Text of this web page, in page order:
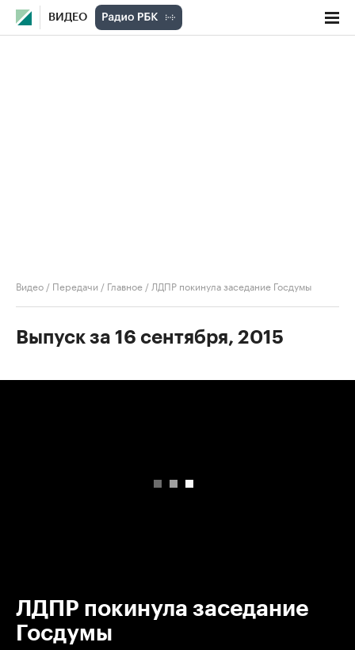
ВИДЕО
Видео / Передачи / Главное / ЛДПР покинула заседание Госдумы
Выпуск за 16 сентября, 2015
ЛДПР покинула заседание
Госдумы